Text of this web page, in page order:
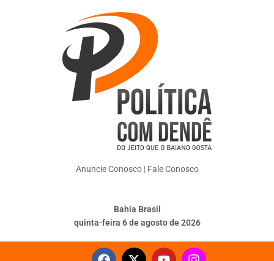
Anuncie Conosco| Fale Conosco
Bahia Brasil
quinta-feira 6 de agosto de 2026